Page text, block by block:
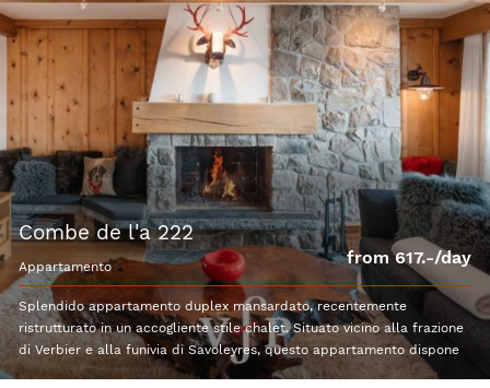
combe de l'a 222
appartamento from 617.-/day
Splendido appartamento duplex mansardato, recentemente
ristrutturato in un accogliente stile chalet. Situato vicino alla frazione
di Verbier e alla funivia di Savoleyres, questo appartamento dispone